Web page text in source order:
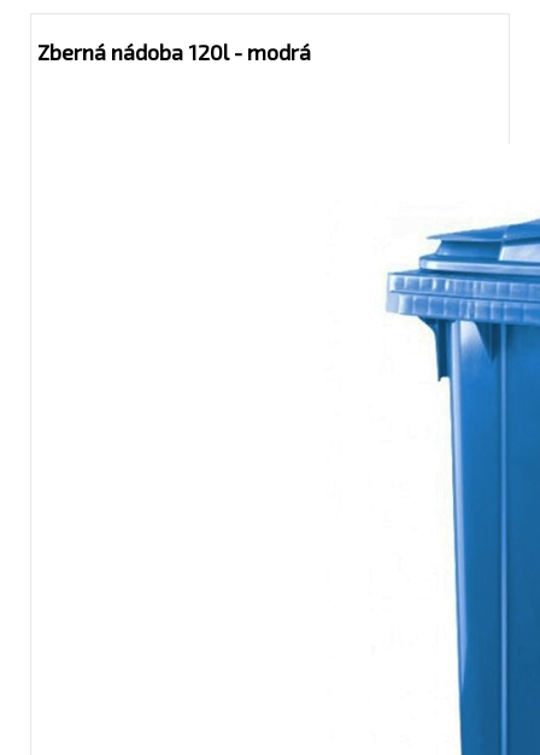
Zberná nádoba 120l - modrá